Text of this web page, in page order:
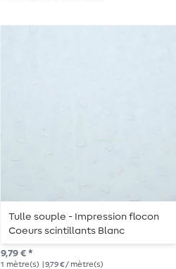
Tulle souple - Impression flocon
Coeurs scintillants Blanc
9,79 € *
1 mètre(s) | 9,79 € / mètre(s)